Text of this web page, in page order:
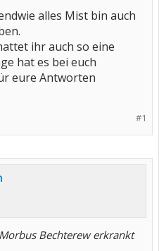
alles Mist bin auch
ihr auch so eine
hat es bei euch
eure Antworten
#1
Bechterew erkrankt